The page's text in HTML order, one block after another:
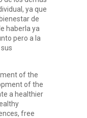
ya que
de
haberla ya
pero a la
of the
of the
a healthier
free